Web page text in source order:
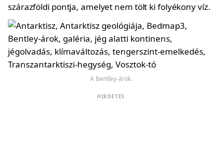
szárazföldi pontja, amelyet nem tölt ki folyékony víz.
A Bentley-árok.
HIRDETÉS